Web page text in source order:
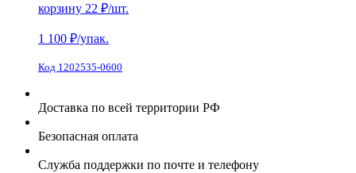
корзину 22 ₽/шт.
1 100 ₽/упак.
Код 1202535-0600
Доставка по всей территории РФ
Безопасная оплата
Служба поддержки по почте и телефону